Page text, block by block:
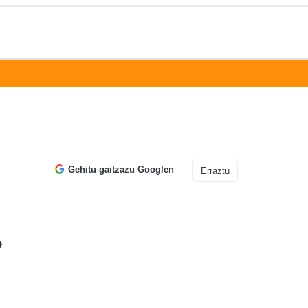
Gehitu gaitzazu Googlen Erraztu